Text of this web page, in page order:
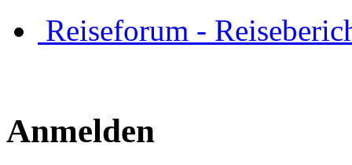
Reiseforum -
Anmelden